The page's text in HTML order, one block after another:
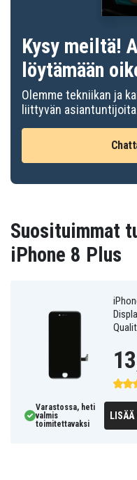
Kysy meiltä!
löytämään
Olemme tekniikan ja
liittyvän
Suosituimmat
iPhone 8 Plus
Varastossa, heti
valmis
toimitettavaksi
LISÄÄ